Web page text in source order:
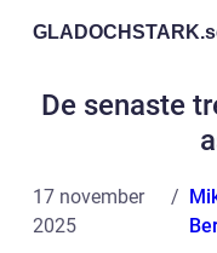
GLADOCHSTARK.
De senaste
17 november
2025